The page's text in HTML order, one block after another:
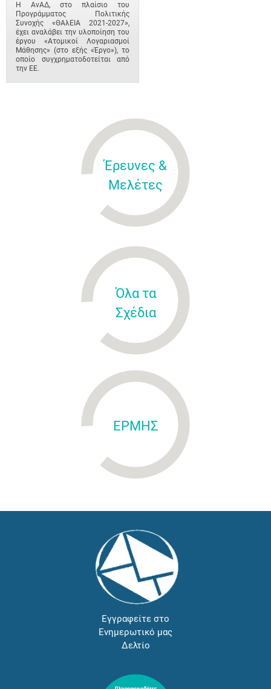
Η ΑνΑΔ, στο πλαίσιο του
Προγράμματος Πολιτικής
Συνοχής «ΘΑλΕΙΑ 2021-2027»,
έχει αναλάβει την υλοποίηση του
έργου «Ατομικοί Λογαριασμοί
Μάθησης» (στο εξής «Έργο»), το
οποίο συγχρηματοδοτείται από
την ΕΕ.
Έρευνες &
Μελέτες
Όλα τα
Σχέδια
ΕΡΜΗΣ
Εγγραφείτε στο
Ενημερωτικό μας
Δελτίο